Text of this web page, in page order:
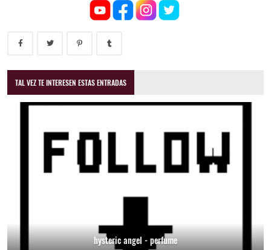
TAL VEZ TE INTERESEN ESTAS ENTRADAS
hysteric angel - perfume